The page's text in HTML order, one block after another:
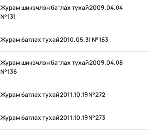
Журам шинэчлэн батлах тухай 2009.04.04
№131
Журам батлах тухай 2010.05.31 №163
Журам шинэчлэн батлах тухай 2009.04.08
№136
Журам батлах тухай 2011.10.19 №272
Журам батлах тухай 2011.10.19 №273